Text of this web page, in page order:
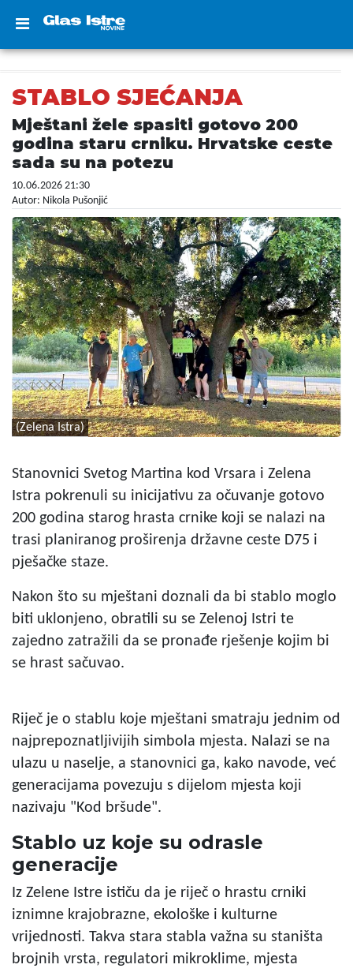
STABLO SJEĆANJA
Mještani žele spasiti gotovo 200
godina staru crniku. Hrvatske ceste
sada su na potezu
10.06.2026 21:30
Autor: Nikola Pušonjić
(Zelena Istra)
Stanovnici Svetog Martina kod Vrsara i Zelena
Istra pokrenuli su inicijativu za očuvanje gotovo
200 godina starog hrasta crnike koji se nalazi na
trasi planiranog proširenja državne ceste D75 i
pješačke staze.
Nakon što su mještani doznali da bi stablo moglo
biti uklonjeno, obratili su se Zelenoj Istri te
zajedno zatražili da se pronađe rješenje kojim bi
se hrast sačuvao.
Riječ je o stablu koje mještani smatraju jednim od
najprepoznatljivijih simbola mjesta. Nalazi se na
ulazu u naselje, a stanovnici ga, kako navode, već
generacijama povezuju s dijelom mjesta koji
nazivaju "Kod bršude".
Stablo uz koje su odrasle
generacije
Iz Zelene Istre ističu da je riječ o hrastu crniki
iznimne krajobrazne, ekološke i kulturne
vrijednosti. Takva stara stabla važna su staništa
brojnih vrsta, regulatori mikroklime, mjesta